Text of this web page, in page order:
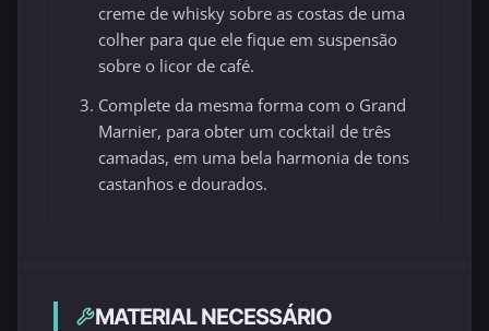
creme de whisky sobre as costas de uma
colher para que ele fique em suspensão
sobre o licor de café.
Complete da mesma forma com o Grand
Marnier, para obter um cocktail de três
camadas, em uma bela harmonia de tons
castanhos e dourados.
MATERIAL NECESSÁRIO